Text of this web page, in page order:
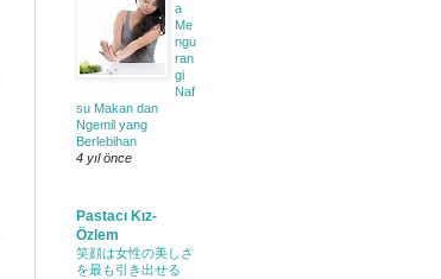
a
Me
ngu
ran
gi
Naf
su Makan dan
Ngemil yang
Berlebihan
4 yıl önce
Pastacı Kız-
Özlem
笑顔は女性の美しさ
を最も引き出せる